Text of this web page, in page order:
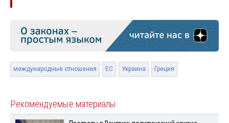
международные отношения ЕС Украина Греция
Рекомендуемые материалы